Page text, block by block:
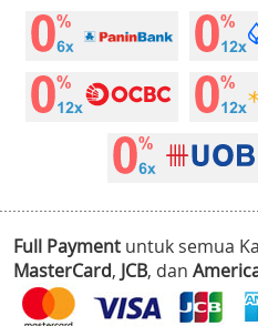
Full Payment untuk semua
MasterCard, JCB, dan